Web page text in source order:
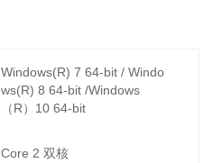
Windows(R) 7 64-bit / Windo
ws(R) 8 64-bit /Windows
（R）10 64-bit
Core 2 双核